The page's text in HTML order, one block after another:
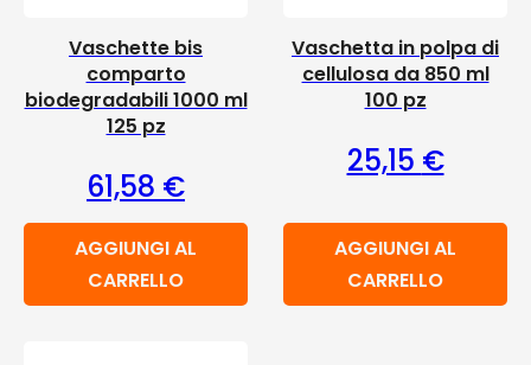
Vaschette bis
comparto
biodegradabili 1000 ml
125 pz
61,58 €
AGGIUNGI AL
CARRELLO
Vaschetta in polpa di
cellulosa da 850 ml
100 pz
25,15 €
AGGIUNGI AL
CARRELLO